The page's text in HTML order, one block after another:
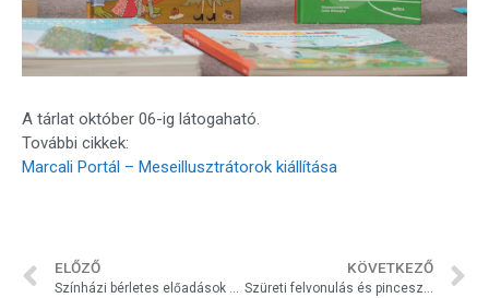
A tárlat október 06-ig látogaható.
További cikkek:
Marcali Portál – Meseillusztrátorok kiállítása
ELŐZŐ
Színházi bérletes előadások 2017/18
KÖVETKEZŐ
Szüreti felvonulás és pinceszer Horvátkúton